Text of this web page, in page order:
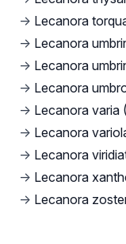
→ Lecanora
→ Lecanora
→ Lecanora
→ Lecanora
→ Lecanora varia
→ Lecanora
→ Lecanora
→ Lecanora
→ Lecanora